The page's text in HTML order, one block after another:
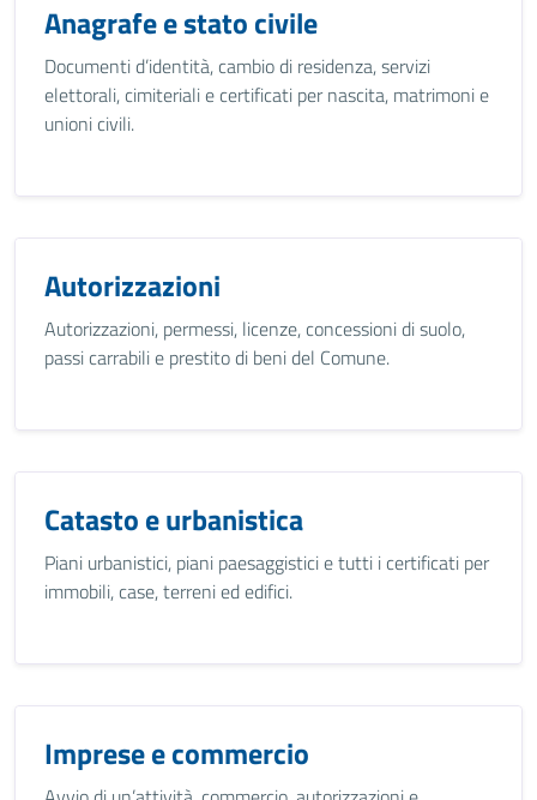
Anagrafe e stato civile
Documenti d’identità, cambio di residenza, servizi
elettorali, cimiteriali e certificati per nascita, matrimoni e
unioni civili.
Autorizzazioni
Autorizzazioni, permessi, licenze, concessioni di suolo,
passi carrabili e prestito di beni del Comune.
Catasto e urbanistica
Piani urbanistici, piani paesaggistici e tutti i certificati per
immobili, case, terreni ed edifici.
Imprese e commercio